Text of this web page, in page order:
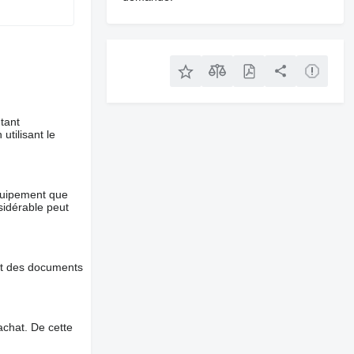
utilisant le
que
peut
des documents
De cette